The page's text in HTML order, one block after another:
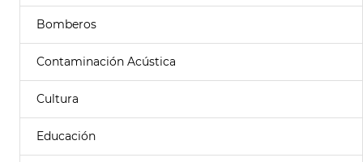
Bomberos
Contaminación Acústica
Cultura
Educación